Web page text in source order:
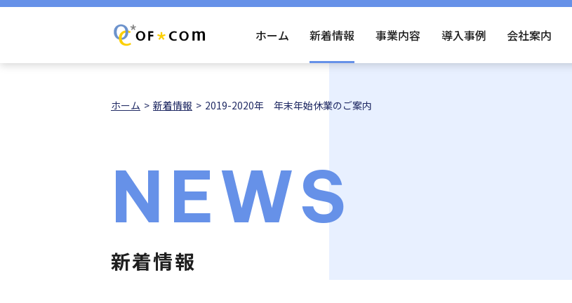
ホーム 新着情報 事業内容 導入事例 会社案内
ホーム 新着情報 2019-2020年 年末年始休業のご案内
NEWS
新着情報